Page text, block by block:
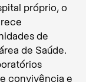
próprio, o
de
de Saúde.
convivência e